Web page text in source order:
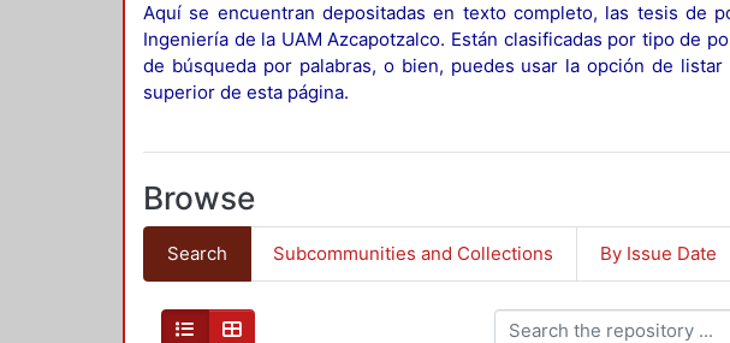
Aquí se encuentran depositadas en texto completo, las tesis de
Ingeniería de la UAM Azcapotzalco. Están clasificadas por tipo de
de búsqueda por palabras, o bien, puedes usar la opción de
superior de esta página.
Browse
Search Subcommunities and Collections By Issue Date